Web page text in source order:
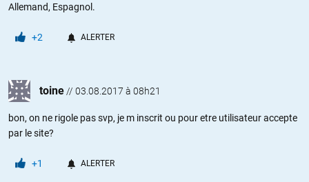
Allemand, Espagnol.
+2 ALERTER
toine // 03.08.2017 à 08h21
bon, on ne rigole pas svp, je m inscrit ou pour etre utilisateur accepte
par le site?
+1 ALERTER